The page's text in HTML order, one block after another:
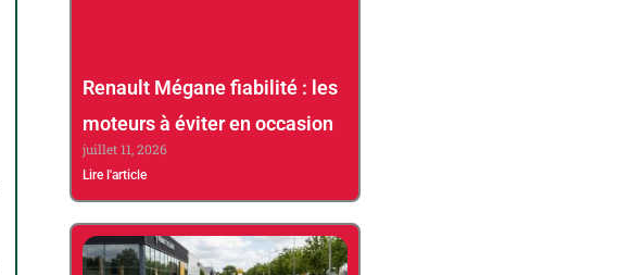
Renault Mégane fiabilité : les
moteurs à éviter en occasion
juillet 11, 2026
Lire l'article